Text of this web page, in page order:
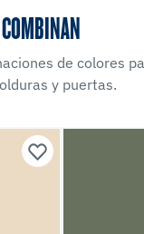
de colores
y puertas.